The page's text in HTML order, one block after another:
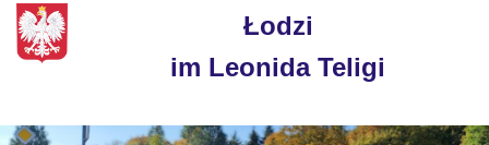
Łodzi
im Leonida Teligi